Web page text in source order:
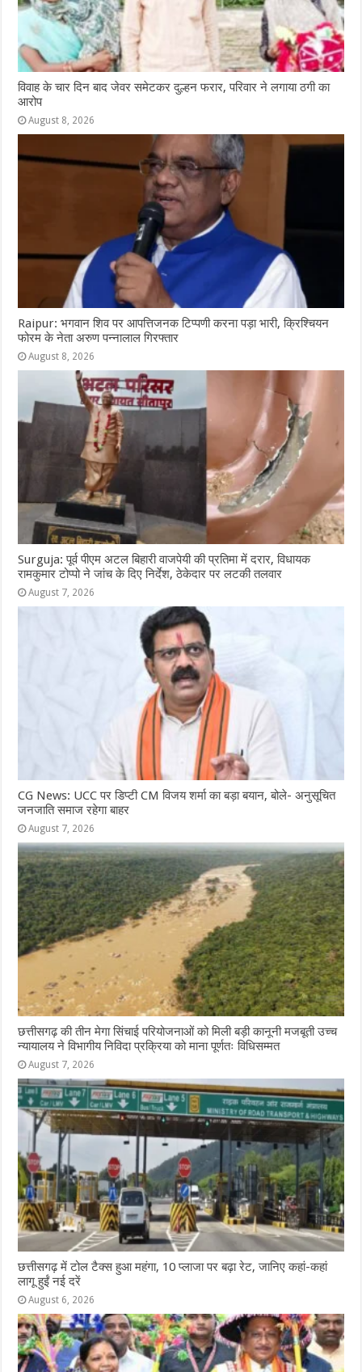
विवाह के चार दिन बाद जेवर समेटकर दुल्हन फरार, परिवार ने लगाया ठगी का
आरोप
August 8, 2026
Raipur: भगवान शिव पर आपत्तिजनक टिप्पणी करना पड़ा भारी, क्रिश्चियन
फोरम के नेता अरुण पन्नालाल गिरफ्तार
August 8, 2026
Surguja: पूर्व पीएम अटल बिहारी वाजपेयी की प्रतिमा में दरार, विधायक
रामकुमार टोप्पो ने जांच के दिए निर्देश, ठेकेदार पर लटकी तलवार
August 7, 2026
CG News: UCC पर डिप्टी CM विजय शर्मा का बड़ा बयान, बोले- अनुसूचित
जनजाति समाज रहेगा बाहर
August 7, 2026
छत्तीसगढ़ की तीन मेगा सिंचाई परियोजनाओं को मिली बड़ी कानूनी मजबूती उच्च
न्यायालय ने विभागीय निविदा प्रक्रिया को माना पूर्णतः विधिसम्मत
August 7, 2026
छत्तीसगढ़ में टोल टैक्स हुआ महंगा, 10 प्लाजा पर बढ़ा रेट, जानिए कहां-कहां
लागू हुईं नई दरें
August 6, 2026